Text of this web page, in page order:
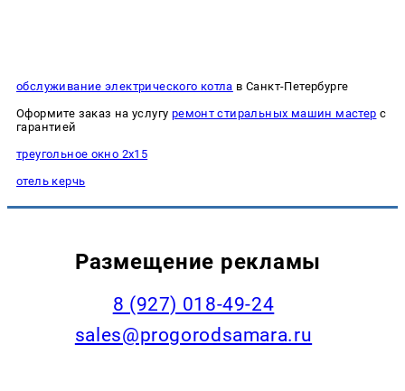
обслуживание электрического котла в Санкт-Петербурге
Оформите заказ на услугу ремонт стиральных машин мастер с
гарантией
треугольное окно 2х15
отель керчь
Размещение рекламы
8 (927) 018-49-24
sales@progorodsamara.ru